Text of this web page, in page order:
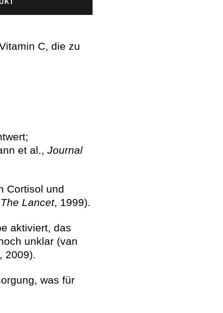
C, die zu
et al., Journal
Cortisol und
The Lancet, 1999).
aktiviert, das
unklar (van
, 2009).
was für